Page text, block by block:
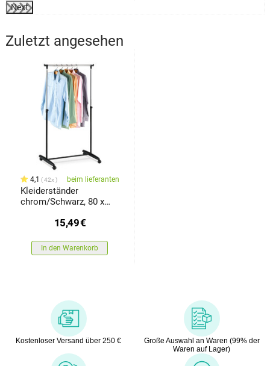
Next
Zuletzt angesehen
4,1 42x beim lieferanten
Kleiderständer
chrom/Schwarz, 80 x
15,49€
In den Warenkorb
Kostenloser Versand über 250 €
Große Auswahl an Waren (99% der
Waren auf Lager)